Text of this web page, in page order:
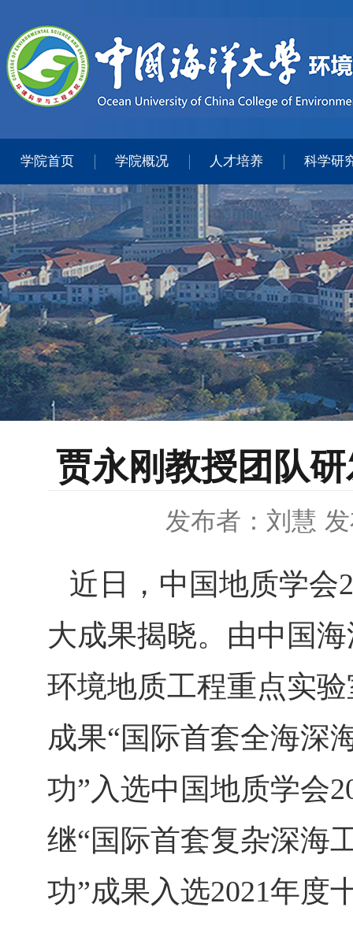
学院首页 学院概况 人才培养 科学研
贾永刚教授团队
发布者：刘慧
近日，中国地质学会
大成果揭晓。由中国
环境地质工程重点实
成果“国际首套全海深
功”入选中国地质学会
继“国际首套复杂深海
功”成果入选2021年度